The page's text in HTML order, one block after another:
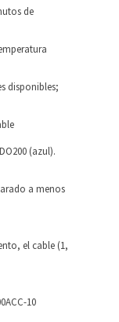
de
disponibles;
(azul).
a menos
el cable (1,
10